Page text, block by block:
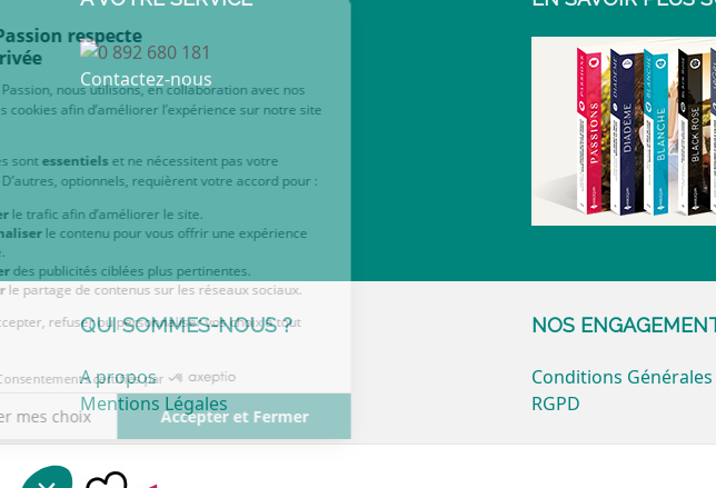
Contactez-nous
QUI SOMMES-NOUS ?
A propos
Mentions Légales
NOS
Conditions
RGPD